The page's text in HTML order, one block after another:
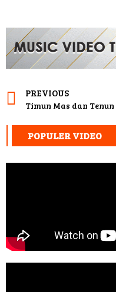
PREVIOUS
POPULER VIDEO